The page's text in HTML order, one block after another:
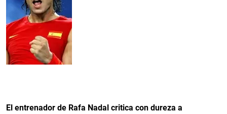
El entrenador de Rafa Nadal critica con dureza a